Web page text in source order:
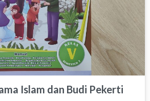
Islam dan Budi Pekerti